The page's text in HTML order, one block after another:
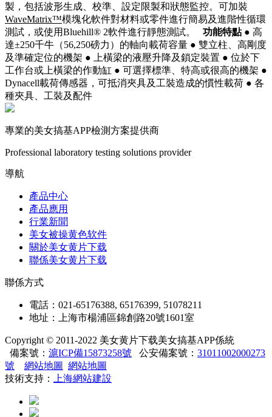
製，包括波形生成、校準、設定限製和狀態監控。可加裝
WaveMatrix™模塊化軟件對材料或零件進行簡易及進階性循環
測試，或使用Bluehill® 2軟件進行靜態測試。 功能特點● 高
達±250千牛（56,250磅力）的軸向載荷容量 ● 雙立柱、高剛度
及準確定位的機架 ● 上橫梁的液壓升降及鎖定裝置 ● 位於下
工作台或上橫梁的作動缸 ● 可選擇標準、特高或很高的機架 ●
Dynacell載荷傳感器，可抵消夾具及工裝造成的慣性載荷 ● 各
種夾具、工裝及配件
專業的美女搞基APP檢測方案提供商
Professional laboratory testing solutions provider
導航
產品中心
產品應用
行業新聞
美女被操黄色软件
關於美女黄片下载
聯係美女黄片下载
聯係方式
電話：021-65176388, 65176399, 51078211
地址：上海市楊浦區錦創路20號1601室
Copyright © 2011-2022 美女黄片下载美女搞基APP係統
備案號： 滬ICP備15873258號 公安備案號： 31011002000273
號
網站地圖
網站地圖
技術支持：
上海網站建設